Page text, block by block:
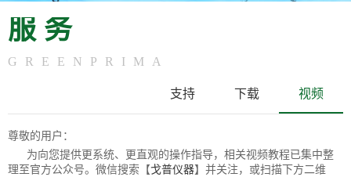
服务
GREENPRIMA
视频
下载
支持
尊敬的用户：
为向您提供更系统、更直观的操作指导，相关视频教程已集中整
理至官方公众号。 微信搜索【戈普仪器】并关注，或扫描下方二维